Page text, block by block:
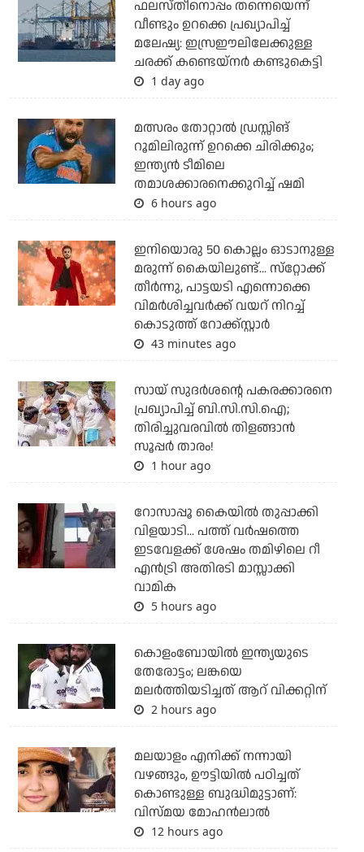
ഫലസ്തീനൊപ്പം തന്നെയെന്ന്
വീണ്ടും ഉറക്കെ പ്രഖ്യാപിച്ച്
മലേഷ്യ: ഇസ്രഈലിലേക്കുള്ള
ചരക്ക് കണ്ടെയ്‌നര്‍ കണ്ടുകെട്ടി
1 day ago
മത്സരം തോറ്റാല്‍ ഡ്രസ്സിങ്
റൂമിലിരുന്ന് ഉറക്കെ ചിരിക്കും;
ഇന്ത്യന്‍ ടീമിലെ
തമാശക്കാരനെക്കുറിച്ച് ഷമി
6 hours ago
ഇനിയൊരു 50 കൊല്ലം ഓടാനുള്ള
മരുന്ന് കൈയിലുണ്ട്... സ്‌റ്റോക്ക്
തീര്‍ന്നു, പാട്ടയടി എന്നൊക്കെ
വിമര്‍ശിച്ചവര്‍ക്ക് വയറ് നിറച്ച്
കൊടുത്ത് റോക്ക്‌സ്റ്റാര്‍
43 minutes ago
സായ് സുദര്‍ശന്റെ പകരക്കാരനെ
പ്രഖ്യാപിച്ച് ബി.സി.സി.ഐ;
തിരിച്ചുവരവില്‍ തിളങ്ങാന്‍
സൂപ്പര്‍ താരം!
1 hour ago
റോസാപ്പൂ കൈയില്‍ തുപ്പാക്കി
വിളയാടി... പത്ത് വര്‍ഷത്തെ
ഇടവേളക്ക് ശേഷം തമിഴിലെ റീ
എന്‍ട്രി അതിരടി മാസ്സാക്കി
വാമിക
5 hours ago
കൊളംബോയില്‍ ഇന്ത്യയുടെ
തേരോട്ടം; ലങ്കയെ
മലര്‍ത്തിയടിച്ചത് ആറ് വിക്കറ്റിന്
2 hours ago
മലയാളം എനിക്ക് നന്നായി
വഴങ്ങും, ഊട്ടിയില്‍ പഠിച്ചത്
കൊണ്ടുള്ള ബുദ്ധിമുട്ടാണ്:
വിസ്മയ മോഹന്‍ലാല്‍
12 hours ago